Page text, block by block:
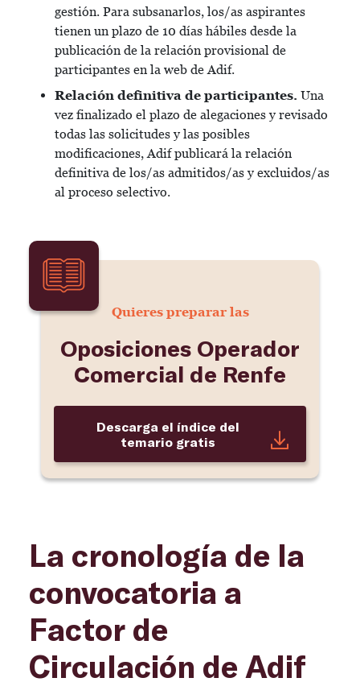
gestión. Para subsanarlos, los/as aspirantes
tienen un plazo de 10 días hábiles desde la
publicación de la relación provisional de
participantes en la web de Adif.
Relación definitiva de participantes. Una
vez finalizado el plazo de alegaciones y revisado
todas las solicitudes y las posibles
modificaciones, Adif publicará la relación
definitiva de los/as admitidos/as y excluidos/as
al proceso selectivo.
Quieres preparar las
Oposiciones Operador
Comercial de Renfe
Descarga el índice del
temario gratis
La cronología de la
convocatoria a
Factor de
Circulación de Adif